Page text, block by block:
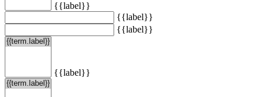
{{label}}
{{label}}
{{label}}
{{label}}